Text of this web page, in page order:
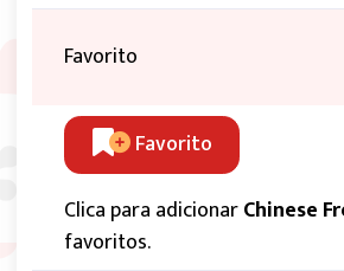
Favorito
Favorito
Clica para adicionarChinese
favoritos.